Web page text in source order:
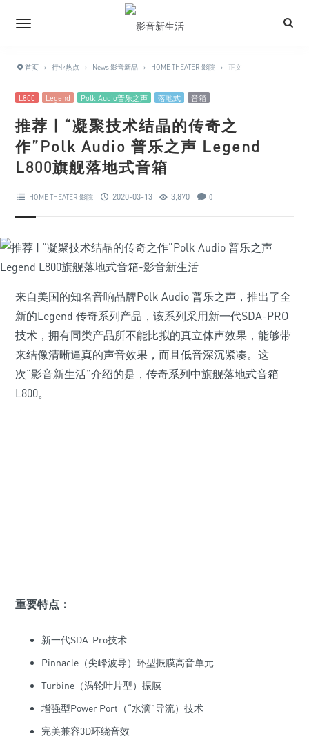
首页 › 行业热点 › News 影音新品 › HOME THEATER 影院 › 正文
L800 Legend Polk Audio普乐之声 落地式 音箱
推荐 | “凝聚技术结晶的传奇之
作”Polk Audio 普乐之声 Legend
L800旗舰落地式音箱
HOME THEATER 影院 2020-03-13 3,870 0
来自美国的知名音响品牌Polk Audio 普乐之声，推出了全
新的Legend 传奇系列产品，该系列采用新一代SDA-PRO
技术，拥有同类产品所不能比拟的真立体声效果，能够带
来结像清晰逼真的声音效果，而且低音深沉紧凑。这
次“影音新生活”介绍的是，传奇系列中旗舰落地式音箱
L800。
重要特点：
新一代SDA-Pro技术
Pinnacle（尖峰波导）环型振膜高音单元
Turbine（涡轮叶片型）振膜
增强型Power Port（“水滴”导流）技术
完美兼容3D环绕音效